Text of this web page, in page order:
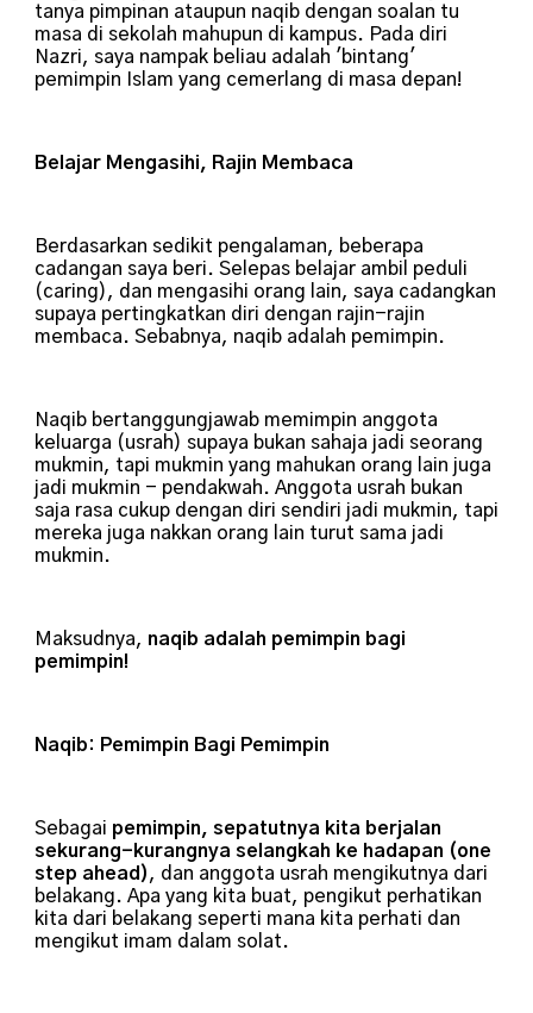
tanya pimpinan ataupun naqib dengan soalan tu
masa di sekolah mahupun di kampus. Pada diri
Nazri, saya nampak beliau adalah 'bintang'
pemimpin Islam yang cemerlang di masa depan!
Belajar Mengasihi, Rajin Membaca
Berdasarkan sedikit pengalaman, beberapa
cadangan saya beri. Selepas belajar ambil peduli
(caring), dan mengasihi orang lain, saya cadangkan
supaya pertingkatkan diri dengan rajin-rajin
membaca. Sebabnya, naqib adalah pemimpin.
Naqib bertanggungjawab memimpin anggota
keluarga (usrah) supaya bukan sahaja jadi seorang
mukmin, tapi mukmin yang mahukan orang lain juga
jadi mukmin - pendakwah. Anggota usrah bukan
saja rasa cukup dengan diri sendiri jadi mukmin, tapi
mereka juga nakkan orang lain turut sama jadi
mukmin.
Maksudnya, naqib adalah pemimpin bagi
pemimpin!
Naqib: Pemimpin Bagi Pemimpin
Sebagai pemimpin, sepatutnya kita berjalan
sekurang-kurangnya selangkah ke hadapan (one
step ahead) , dan anggota usrah mengikutnya dari
belakang. Apa yang kita buat, pengikut perhatikan
kita dari belakang seperti mana kita perhati dan
mengikut imam dalam solat.